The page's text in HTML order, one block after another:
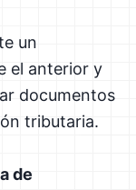
un
el anterior y
documentos
tributaria.
de